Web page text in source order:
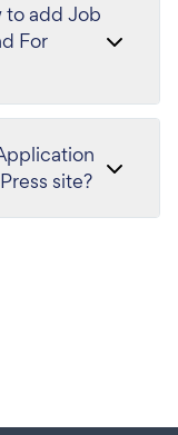
to add Job
For
site?